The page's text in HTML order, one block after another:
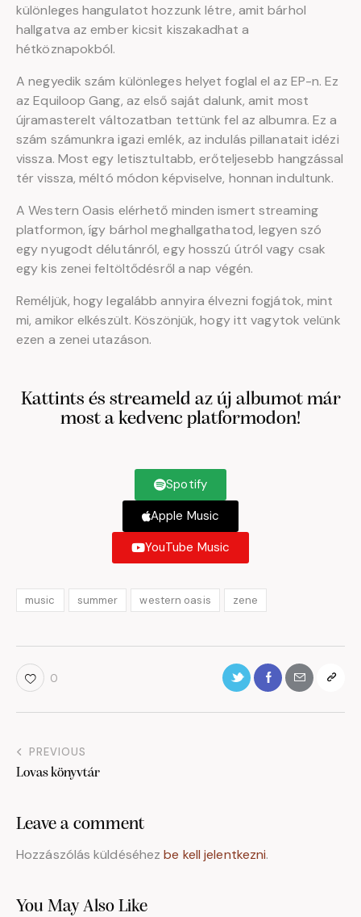
különleges hangulatot hozzunk létre, amit bárhol
hallgatva az ember kicsit kiszakadhat a
hétköznapokból.
A negyedik szám különleges helyet foglal el az EP-n. Ez
az Equiloop Gang, az első saját dalunk, amit most
újramasterelt változatban tettünk fel az albumra. Ez a
szám számunkra igazi emlék, az indulás pillanatait idézi
vissza. Most egy letisztultabb, erőteljesebb hangzással
tér vissza, méltó módon képviselve, honnan indultunk.
A Western Oasis elérhető minden ismert streaming
platformon, így bárhol meghallgathatod, legyen szó
egy nyugodt délutánról, egy hosszú útról vagy csak
egy kis zenei feltöltődésről a nap végén.
Reméljük, hogy legalább annyira élvezni fogjátok, mint
mi, amikor elkészült. Köszönjük, hogy itt vagytok velünk
ezen a zenei utazáson.
Kattints és streameld az új albumot már
most a kedvenc platformodon!
Spotify
Apple Music
YouTube Music
music summer western oasis zene
0
PREVIOUS
Lovas könyvtár
Leave a comment
Hozzászólás küldéséhezbe kell jelentkezni.
You May Also Like